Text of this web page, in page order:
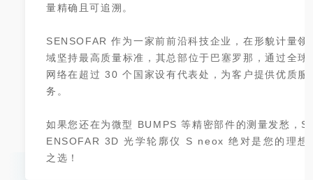
量精确且可追溯。
SENSOFAR 作为一家前前沿科技企业，在形貌计量领
域坚持最高质量标准，其总部位于巴塞罗那，通过全球
网络在超过 30 个国家设有代表处，为客户提供优质服
务。
如果您还在为微型 BUMPS 等精密部件的测量发愁，S
ENSOFAR 3D 光学轮廓仪 S neox 绝对是您的理想
之选！